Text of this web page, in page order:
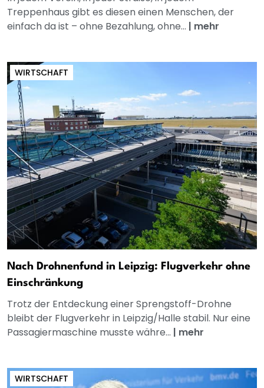
Treppenhaus gibt es diesen einen Menschen, der
einfach da ist – ohne Bezahlung, ohne... | mehr
WIRTSCHAFT
Nach Drohnenfund in Leipzig: Flugverkehr ohne
Einschränkung
Trotz der Entdeckung einer Sprengstoff-Drohne
bleibt der Flugverkehr in Leipzig/Halle stabil. Nur eine
Passagiermaschine musste währe... | mehr
WIRTSCHAFT